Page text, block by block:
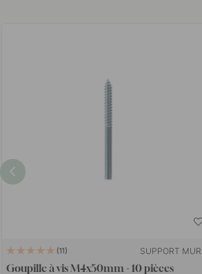
11 SUPPORT
Goupille à vis M4x50mm - 10 pièces